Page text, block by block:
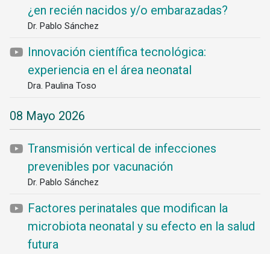
¿en recién nacidos y/o embarazadas?
Dr. Pablo Sánchez
Innovación científica tecnológica:
experiencia en el área neonatal
Dra. Paulina Toso
08 Mayo 2026
Transmisión vertical de infecciones
prevenibles por vacunación
Dr. Pablo Sánchez
Factores perinatales que modifican la
microbiota neonatal y su efecto en la salud
futura